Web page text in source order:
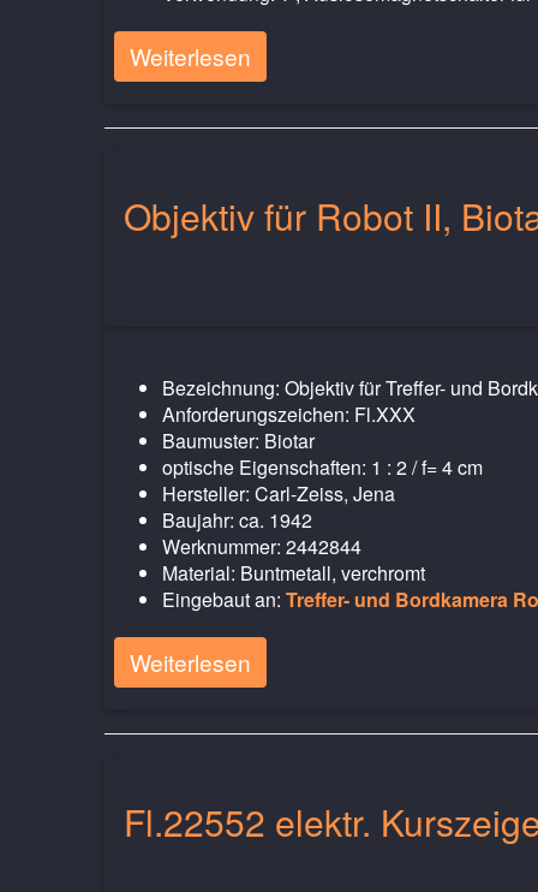
Weiterlesen
Objektiv für Robot II,
Bezeichnung: Objektiv für Treffer- und
Anforderungszeichen: Fl.XXX
Baumuster: Biotar
optische Eigenschaften: 1 : 2 / f= 4 cm
Hersteller: Carl-Zeiss, Jena
Baujahr: ca. 1942
Werknummer: 2442844
Material: Buntmetall, verchromt
Eingebaut an: Treffer- und Bordkamera
Weiterlesen
Fl.22552 elektr.